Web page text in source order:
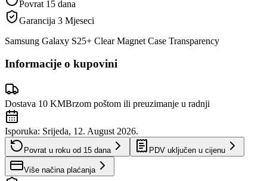
Povrat 15 dana
Garancija 3 Mjeseci
Samsung Galaxy S25+ Clear Magnet Case Transparency
Informacije o kupovini
Dostava 10 KMBrzom poštom ili preuzimanje u radnji
Isporuka: Srijeda, 12. August 2026.
Povrat u roku od 15 dana PDV uključen u cijenu
Više načina plaćanja